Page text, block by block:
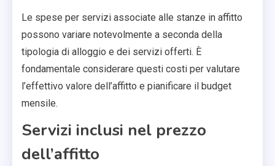
Le spese per servizi associate alle stanze in affitto
possono variare notevolmente a seconda della
tipologia di alloggio e dei servizi offerti. È
fondamentale considerare questi costi per valutare
l’effettivo valore dell’affitto e pianificare il budget
mensile.
Servizi inclusi nel prezzo
dell’affitto